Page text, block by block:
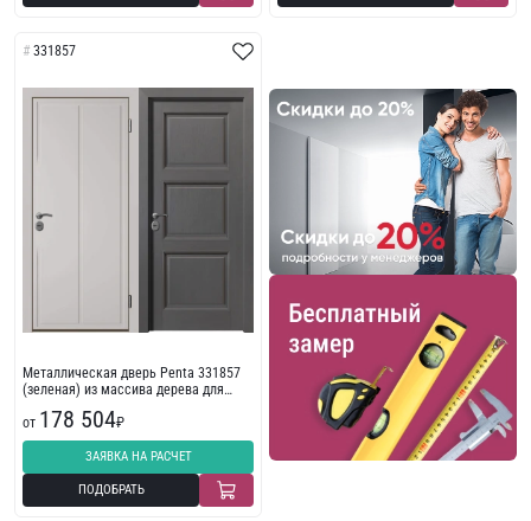
331857
Металлическая дверь Penta 331857
(зеленая) из массива дерева для
от 178 504₽
ЗАЯВКА НА РАСЧЕТ
ПОДОБРАТЬ